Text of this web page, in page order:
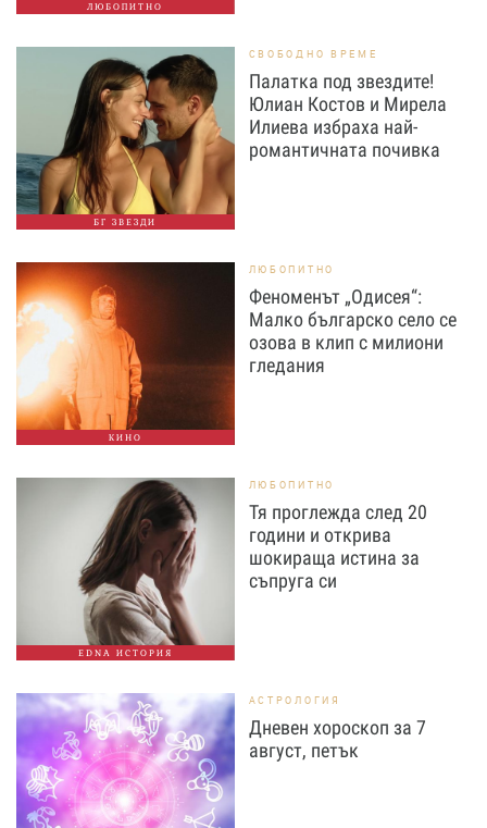
ЛЮБОПИТНО
БГ ЗВЕЗДИ
СВОБОДНО ВРЕМЕ
Палатка под звездите!
Юлиан Костов и Мирела
Илиева избраха най-
романтичната почивка
КИНО
ЛЮБОПИТНО
Феноменът „Одисея“:
Малко българско село се
озова в клип с милиони
гледания
EDNA ИСТОРИЯ
ЛЮБОПИТНО
Тя проглежда след 20
години и открива
шокираща истина за
съпруга си
АСТРОЛОГИЯ
Дневен хороскоп за 7
август, петък